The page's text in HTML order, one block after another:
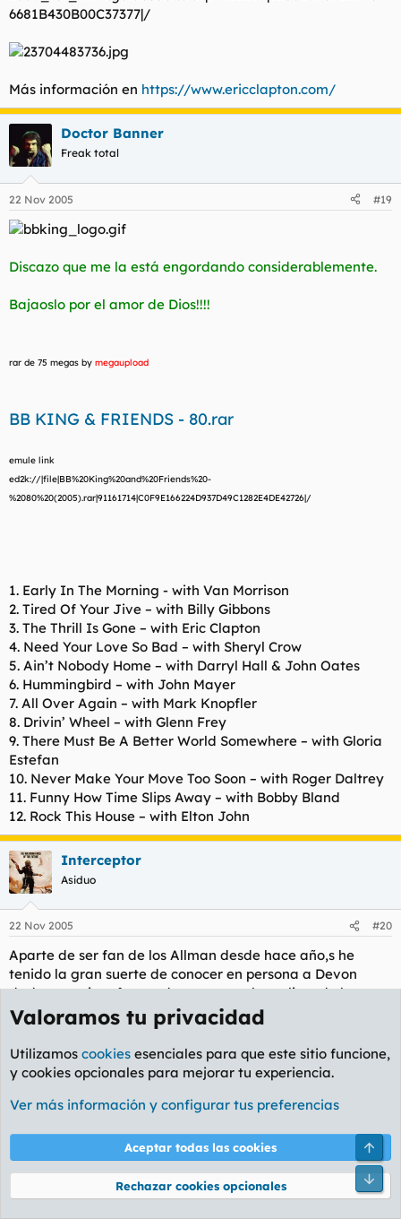
6681B430B00C37377|/
Más información en https://www.ericclapton.com/
Doctor Banner
Freak total
22 Nov 2005 #19
Discazo que me la está engordando considerablemente.
Bajaoslo por el amor de Dios!!!!
rar de 75 megas by megaupload
BB KING & FRIENDS - 80.rar
emule link
ed2k://|file|BB%20King%20and%20Friends%20-
%2080%20(2005).rar|91161714|C0F9E166224D937D49C1282E4DE42726|/
1. Early In The Morning - with Van Morrison
2. Tired Of Your Jive – with Billy Gibbons
3. The Thrill Is Gone – with Eric Clapton
4. Need Your Love So Bad – with Sheryl Crow
5. Ain’t Nobody Home – with Darryl Hall & John Oates
6. Hummingbird – with John Mayer
7. All Over Again – with Mark Knopfler
8. Drivin’ Wheel – with Glenn Frey
9. There Must Be A Better World Somewhere – with Gloria
Estefan
10. Never Make Your Move Too Soon – with Roger Daltrey
11. Funny How Time Slips Away – with Bobby Bland
12. Rock This House – with Elton John
Interceptor
Asiduo
22 Nov 2005 #20
Aparte de ser fan de los Allman desde hace año,s he
tenido la gran suerte de conocer en persona a Devon
dado que mi profesora de organo es la teclista de la
Vargas Blues Band (Lucia del Campo) y es un tipo
cachondo y que tiene un feeling cantando de la hostia.
Ademas de ser un bebedor compulsivo de Bourbon..
L Novato de mierda
23 Nov 2005 #21
Canned Heat - On The Road Again
Valoramos tu privacidad
Utilizamos cookies esenciales para que este sitio funcione,
y cookies opcionales para mejorar tu experiencia.
Ver más información y configurar tus preferencias
Aceptar todas las cookies
Rechazar cookies opcionales
Pie